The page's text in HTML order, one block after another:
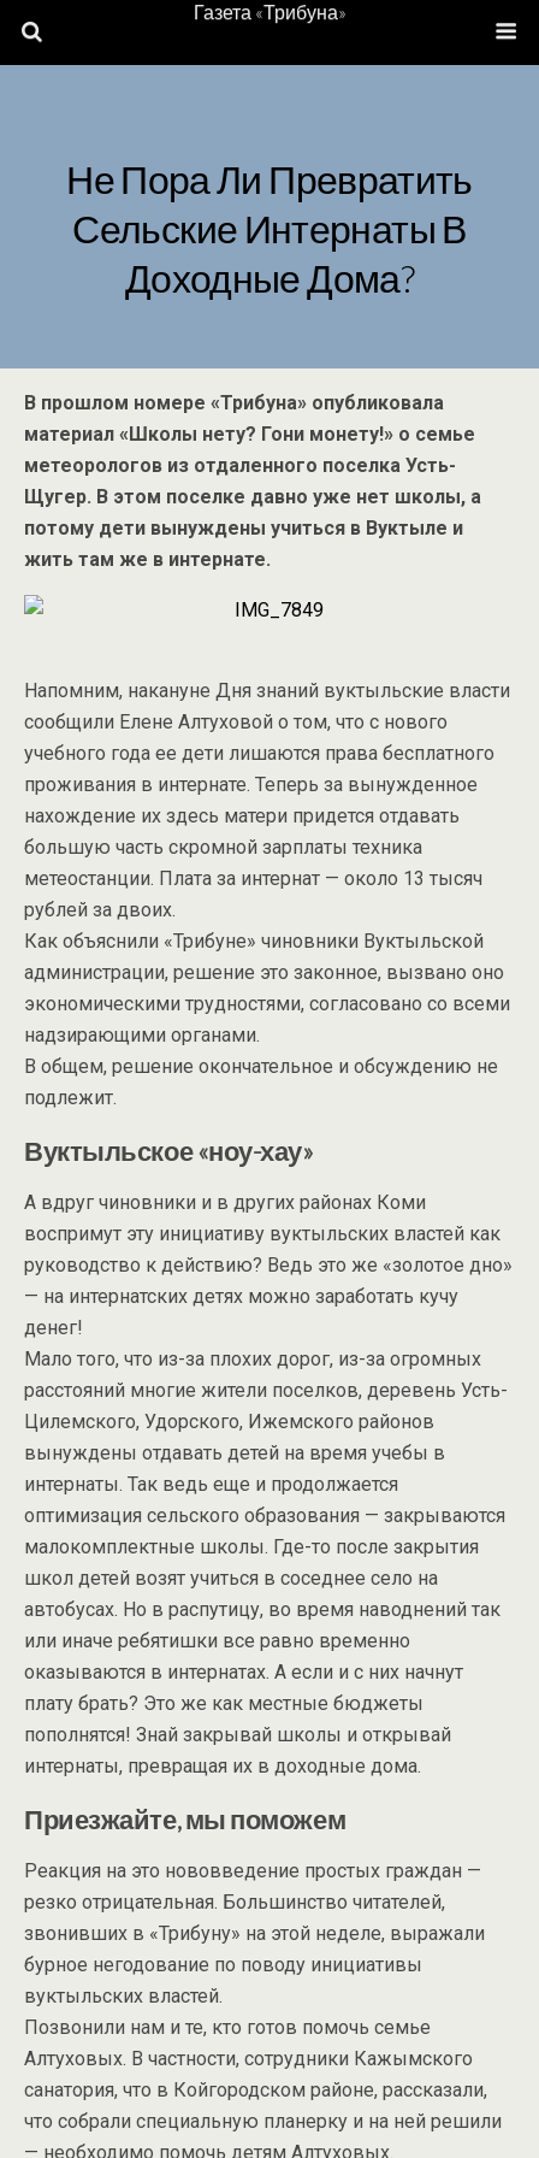
Газета «Трибуна»
Не Пора Ли Превратить
Сельские Интернаты В
Доходные Дома?
В прошлом номере «Трибуна» опубликовала
материал «Школы нету? Гони монету!» о семье
метеорологов из отдаленного поселка Усть-
Щугер. В этом поселке давно уже нет школы, а
потому дети вынуждены учиться в Вуктыле и
жить там же в интернате.
Напомним, накануне Дня знаний вуктыльские власти
сообщили Елене Алтуховой о том, что с нового
учебного года ее дети лишаются права бесплатного
проживания в интернате. Теперь за вынужденное
нахождение их здесь матери придется отдавать
большую часть скромной зарплаты техника
метеостанции. Плата за интернат — около 13 тысяч
рублей за двоих.
Как объяснили «Трибуне» чиновники Вуктыльской
администрации, решение это законное, вызвано оно
экономическими трудностями, согласовано со всеми
надзирающими органами.
В общем, решение окончательное и обсуждению не
подлежит.
Вуктыльское «ноу-хау»
А вдруг чиновники и в других районах Коми
воспримут эту инициативу вуктыльских властей как
руководство к действию? Ведь это же «золотое дно»
— на интернатских детях можно заработать кучу
денег!
Мало того, что из-за плохих дорог, из-за огромных
расстояний многие жители поселков, деревень Усть-
Цилемского, Удорского, Ижемского районов
вынуждены отдавать детей на время учебы в
интернаты. Так ведь еще и продолжается
оптимизация сельского образования — закрываются
малокомплектные школы. Где-то после закрытия
школ детей возят учиться в соседнее село на
автобусах. Но в распутицу, во время наводнений так
или иначе ребятишки все равно временно
оказываются в интернатах. А если и с них начнут
плату брать? Это же как местные бюджеты
пополнятся! Знай закрывай школы и открывай
интернаты, превращая их в доходные дома.
Приезжайте, мы поможем
Реакция на это нововведение простых граждан —
резко отрицательная. Большинство читателей,
звонивших в «Трибуну» на этой неделе, выражали
бурное негодование по поводу инициативы
вуктыльских властей.
Позвонили нам и те, кто готов помочь семье
Алтуховых. В частности, сотрудники Кажымского
санатория, что в Койгородском районе, рассказали,
что собрали специальную планерку и на ней решили
— необходимо помочь детям Алтуховых.